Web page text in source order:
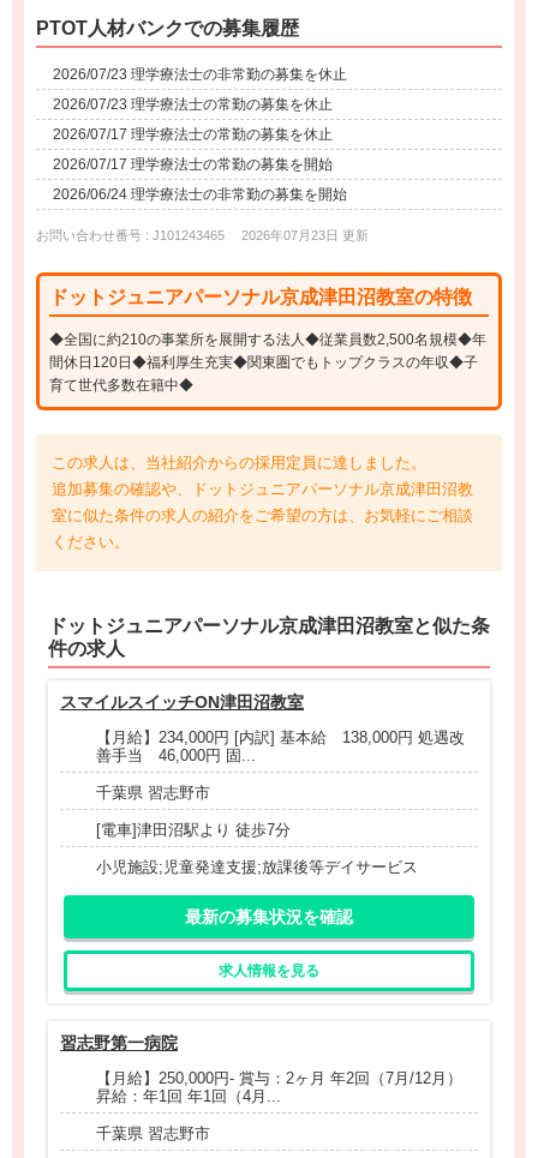
PTOT人材バンクでの募集履歴
2026/07/23 理学療法士の非常勤の募集を休止
2026/07/23 理学療法士の常勤の募集を休止
2026/07/17 理学療法士の常勤の募集を休止
2026/07/17 理学療法士の常勤の募集を開始
2026/06/24 理学療法士の非常勤の募集を開始
お問い合わせ番号 : J101243465 2026年07月23日 更新
ドットジュニアパーソナル京成津田沼教室の特徴
◆全国に約210の事業所を展開する法人◆従業員数2,500名規模◆年
間休日120日◆福利厚生充実◆関東圏でもトップクラスの年収◆子
育て世代多数在籍中◆
この求人は、当社紹介からの採用定員に達しました。
追加募集の確認や、ドットジュニアパーソナル京成津田沼教
室に似た条件の求人の紹介をご希望の方は、お気軽にご相談
ください。
ドットジュニアパーソナル京成津田沼教室と似た条
件の求人
スマイルスイッチON津田沼教室
【月給】234,000円 [内訳] 基本給 138,000円 処遇改
善手当 46,000円 固...
千葉県 習志野市
[電車]津田沼駅より 徒歩7分
小児施設;児童発達支援;放課後等デイサービス
最新の募集状況を確認
求人情報を見る
習志野第一病院
【月給】250,000円- 賞与：2ヶ月 年2回（7月/12月）
昇給：年1回 年1回（4月...
千葉県 習志野市